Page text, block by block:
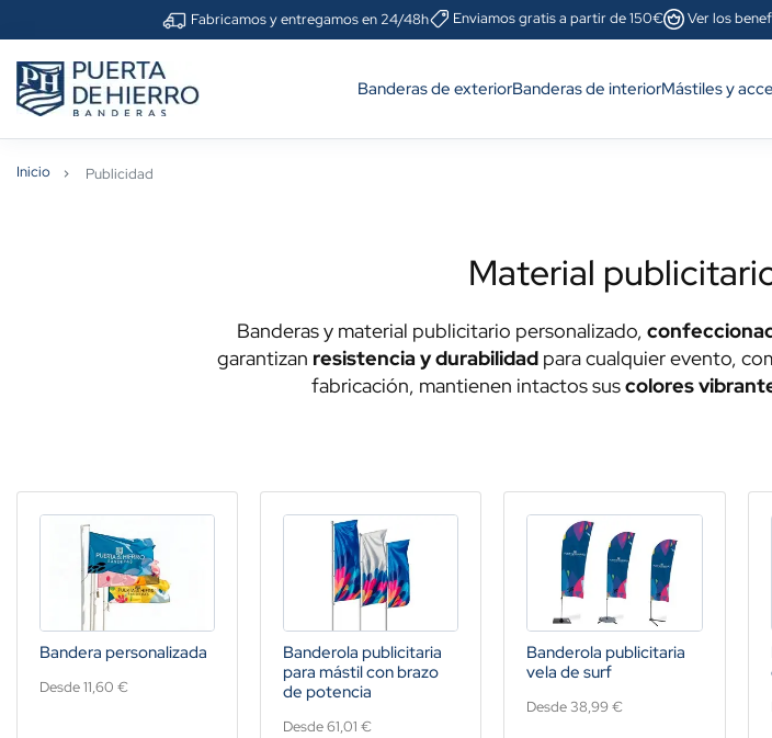
Fabricamos y entregamos en 24/48h Enviamos gratis a partir de 150€ Ver los
Banderas de exteriorBanderas de interiorMástiles y
Inicio Publicidad
Material
Banderas y material publicitario personalizado,
garantizan resistencia y durabilidad para cualquier evento,
fabricación, mantienen intactos suscolores
Bandera personalizada
Desde 11,60 €
Banderola publicitaria
para mástil con brazo
de potencia
Desde 61,01 €
Banderola publicitaria
vela de surf
Desde 38,99 €